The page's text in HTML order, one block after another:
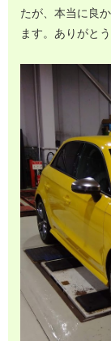
たが、本当に良
ます。ありがと